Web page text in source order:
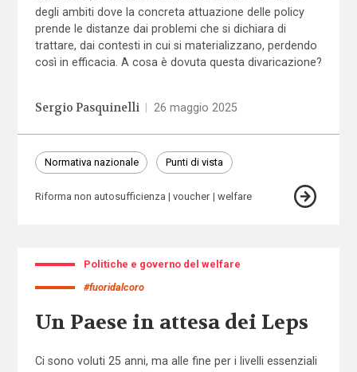
degli ambiti dove la concreta attuazione delle policy
prende le distanze dai problemi che si dichiara di
trattare, dai contesti in cui si materializzano, perdendo
così in efficacia. A cosa è dovuta questa divaricazione?
Sergio Pasquinelli 26 maggio 2025
Normativa nazionale Punti di vista
Riforma non autosufficienza voucher welfare
Politiche e governo del welfare
#fuoridalcoro
Un Paese in attesa dei Leps
Ci sono voluti 25 anni, ma alle fine per i livelli essenziali